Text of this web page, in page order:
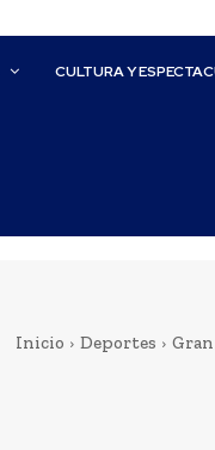
CULTURA Y
Inicio Deportes